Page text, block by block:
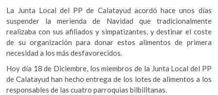
La Junta Local del PP de Calatayud acordó hace unos días
suspender la merienda de Navidad que tradicionalmente
realizaba con sus afiliados y simpatizantes, y destinar el coste
de su organización para donar estos alimentos de primera
necesidad a los más desfavorecidos.
Hoy día 18 de Diciembre, los miembros de la Junta Local del PP
de Calatayud han hecho entrega de los lotes de alimentos a los
responsables de las cuatro parroquias bilbilitanas.